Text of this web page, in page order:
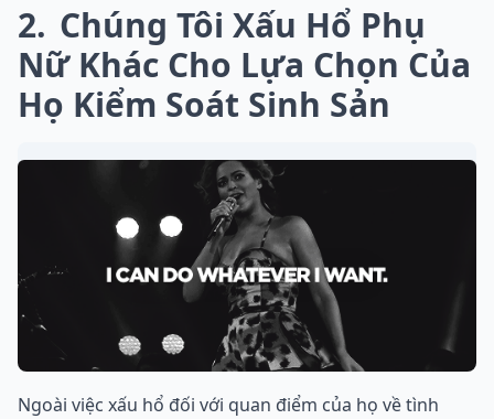
2 Chúng Tôi Xấu Hổ Phụ
Nữ Khác Cho Lựa Chọn Của
Họ Kiểm Soát Sinh Sản
Ngoài việc xấu hổ đối với quan điểm của họ về tình